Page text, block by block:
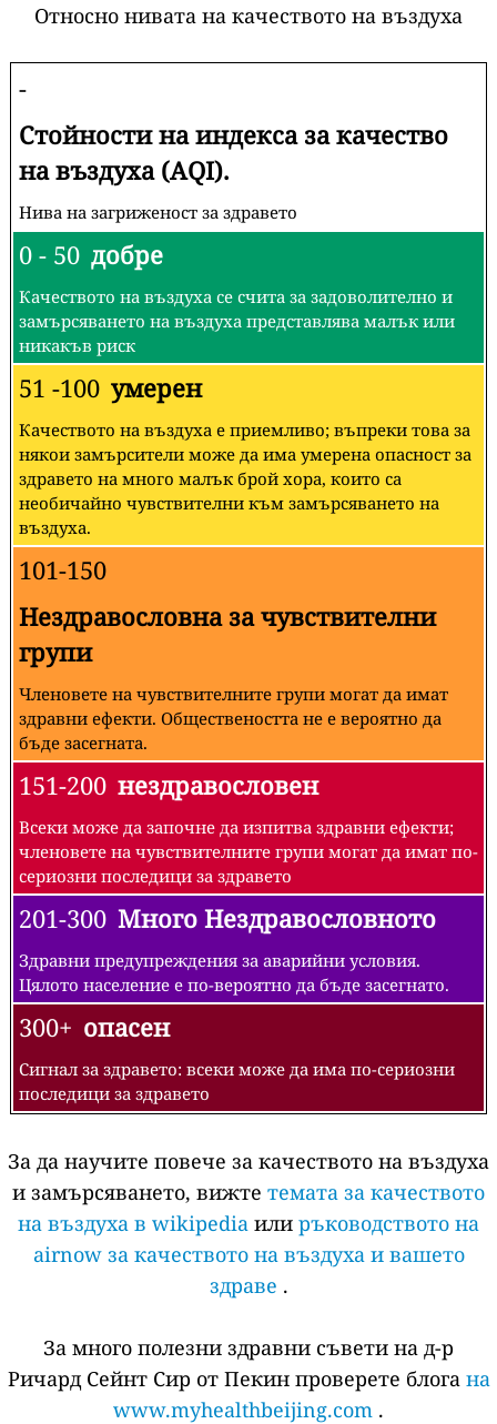
Относно нивата на качеството на въздуха
-
Стойности на индекса за качество
на въздуха (AQI).
Нива на загриженост за здравето
0 - 50 добре
Качеството на въздуха се счита за задоволително и
замърсяването на въздуха представлява малък или
никакъв риск
51 -100 умерен
Качеството на въздуха е приемливо; въпреки това за
някои замърсители може да има умерена опасност за
здравето на много малък брой хора, които са
необичайно чувствителни към замърсяването на
въздуха.
101-150
Нездравословна за чувствителни
групи
Членовете на чувствителните групи могат да имат
здравни ефекти. Обществеността не е вероятно да
бъде засегната.
151-200 нездравословен
Всеки може да започне да изпитва здравни ефекти;
членовете на чувствителните групи могат да имат по-
сериозни последици за здравето
201-300 Много Нездравословното
Здравни предупреждения за аварийни условия.
Цялото население е по-вероятно да бъде засегнато.
300+ опасен
Сигнал за здравето: всеки може да има по-сериозни
последици за здравето
За да научите повече за качеството на въздуха
и замърсяването, вижте темата за качеството
на въздуха в wikipedia или ръководството на
airnow за качеството на въздуха и вашето
здраве .
За много полезни здравни съвети на д-р
Ричард Сейнт Сир от Пекин проверете блога на
www.myhealthbeijing.com .